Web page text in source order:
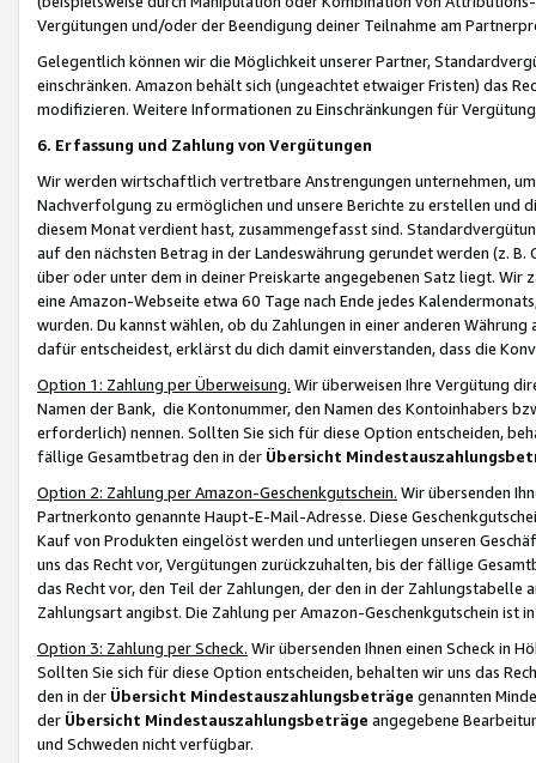
Vergütungen und/oder der Beendigung deiner Teilnahme am
Gelegentlich können wir die Möglichkeit unserer Partner,
einschränken. Amazon behält sich (ungeachtet etwaiger Fristen) das
modifizieren. Weitere Informationen zu Einschränkungen für
6. Erfassung und Zahlung von Vergütungen
Wir werden wirtschaftlich vertretbare Anstrengungen unternehmen,
Nachverfolgung zu ermöglichen und unsere Berichte zu erstellen und
diesem Monat verdient hast, zusammengefasst sind.
auf den nächsten Betrag in der Landeswährung gerundet werden (z.
über oder unter dem in deiner Preiskarte angegebenen Satz liegt.
eine Amazon-Webseite etwa 60 Tage nach Ende jedes
wurden. Du kannst wählen, ob du Zahlungen in einer anderen
dafür entscheidest, erklärst du dich damit einverstanden, dass die
Option 1: Zahlung per Überweisung. Wir überweisen Ihre Vergütung
Namen der Bank, die Kontonummer, den Namen des Kontoinhabers
erforderlich) nennen. Sollten Sie sich für diese Option entscheiden,
fällige Gesamtbetrag den in der Übersicht
Option 2: Zahlung per Amazon-Geschenkgutschein. Wir übersenden
Partnerkonto genannte Haupt-E-Mail-Adresse. Diese
Kauf von Produkten eingelöst werden und unterliegen unseren
uns das Recht vor, Vergütungen zurückzuhalten, bis der fällige
das Recht vor, den Teil der Zahlungen, der den in der
Zahlungsart angibst. Die Zahlung per Amazon-Geschenkgutschein ist
Option 3: Zahlung per Scheck. Wir übersenden Ihnen einen Scheck in
Sollten Sie sich für diese Option entscheiden, behalten wir uns das
den in der Übersicht Mindestauszahlungsbeträge genannten
der Übersicht Mindestauszahlungsbeträge angegebene
und Schweden nicht verfügbar.